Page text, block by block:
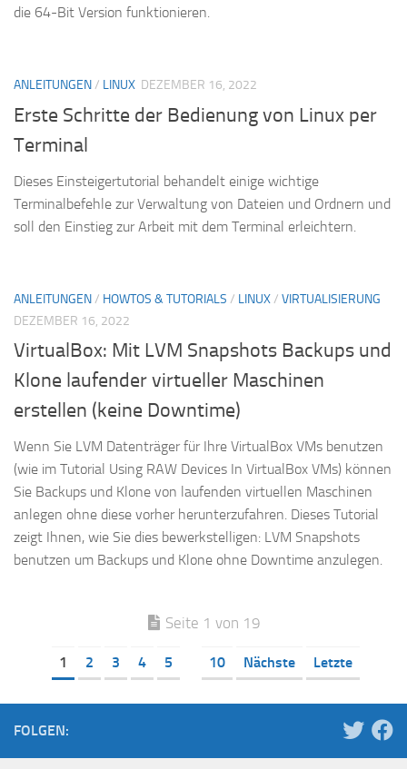
die 64-Bit Version funktionieren.
ANLEITUNGEN/ LINUX DEZEMBER 16, 2022
Erste Schritte der Bedienung von Linux per
Terminal
Dieses Einsteigertutorial behandelt einige wichtige
Terminalbefehle zur Verwaltung von Dateien und Ordnern und
soll den Einstieg zur Arbeit mit dem Terminal erleichtern.
ANLEITUNGEN/ HOWTOS & TUTORIALS / LINUX/ VIRTUALISIERUNG
DEZEMBER 16, 2022
VirtualBox: Mit LVM Snapshots Backups und
Klone laufender virtueller Maschinen
erstellen (keine Downtime)
Wenn Sie LVM Datenträger für Ihre VirtualBox VMs benutzen
(wie im Tutorial Using RAW Devices In VirtualBox VMs) können
Sie Backups und Klone von laufenden virtuellen Maschinen
anlegen ohne diese vorher herunterzufahren. Dieses Tutorial
zeigt Ihnen, wie Sie dies bewerkstelligen: LVM Snapshots
benutzen um Backups und Klone ohne Downtime anzulegen.
Seite 1 von 19
1 2 3 4 5 10 Nächste Letzte
FOLGEN: